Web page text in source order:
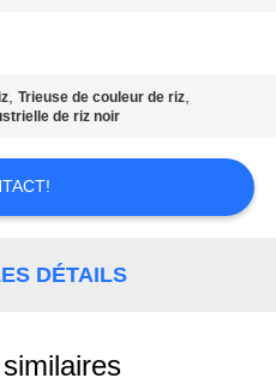
,Trieuse de couleur de riz,
de riz noir
DÉTAILS